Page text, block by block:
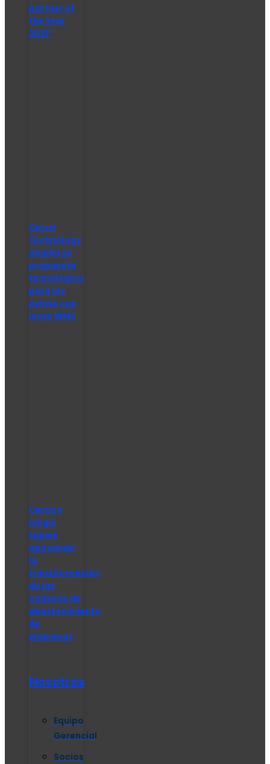
partner of
the Year
2021″
Cerca
Technology
amplía su
propuesta
tecnológica
para las
pymes con
invas WMS
Cerca y
Unigis
siguen
apoyando
la
transformación
de las
cadenas de
abastecimiento
de
empresas
Nosotros
Equipo
Gerencial
Socios